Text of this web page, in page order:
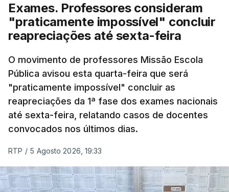
Exames. Professores consideram
"praticamente impossível" concluir
reapreciações até sexta-feira
O movimento de professores Missão Escola
Pública avisou esta quarta-feira que será
"praticamente impossível" concluir as
reapreciações da 1ª fase dos exames nacionais
até sexta-feira, relatando casos de docentes
convocados nos últimos dias.
RTP / 5 Agosto 2026, 19:33